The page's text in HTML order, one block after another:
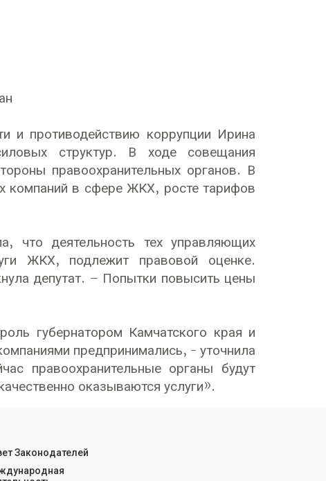
и противодействию коррупции Ирина
структур. В ходе совещания
правоохранительных органов. В
компаний в сфере ЖКХ, росте тарифов
что деятельность тех управляющих
ЖКХ, подлежит правовой оценке.
депутат. – Попытки повысить цены
губернатором Камчатского края и
предпринимались, - уточнила
правоохранительные органы будут
оказываются услуги».
Законодателей